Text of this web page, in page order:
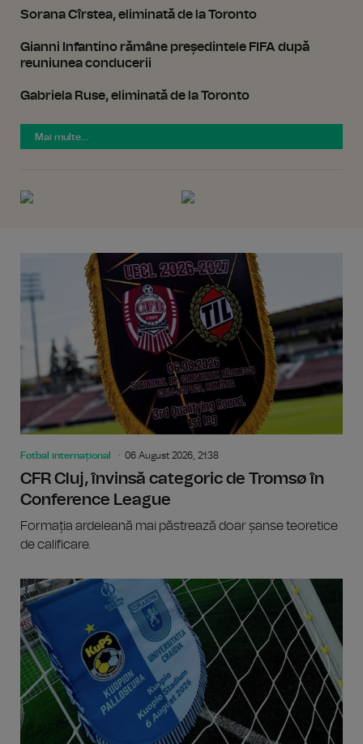
Sorana Cîrstea, eliminată de la Toronto
Gianni Infantino rămâne președintele FIFA după
reuniunea conducerii
Gabriela Ruse, eliminată de la Toronto
Mai multe...
Fotbal internațional 06 August 2026, 21:38
CFR Cluj, învinsă categoric de Tromsø în
Conference League
Formația ardeleană mai păstrează doar șanse teoretice
de calificare.